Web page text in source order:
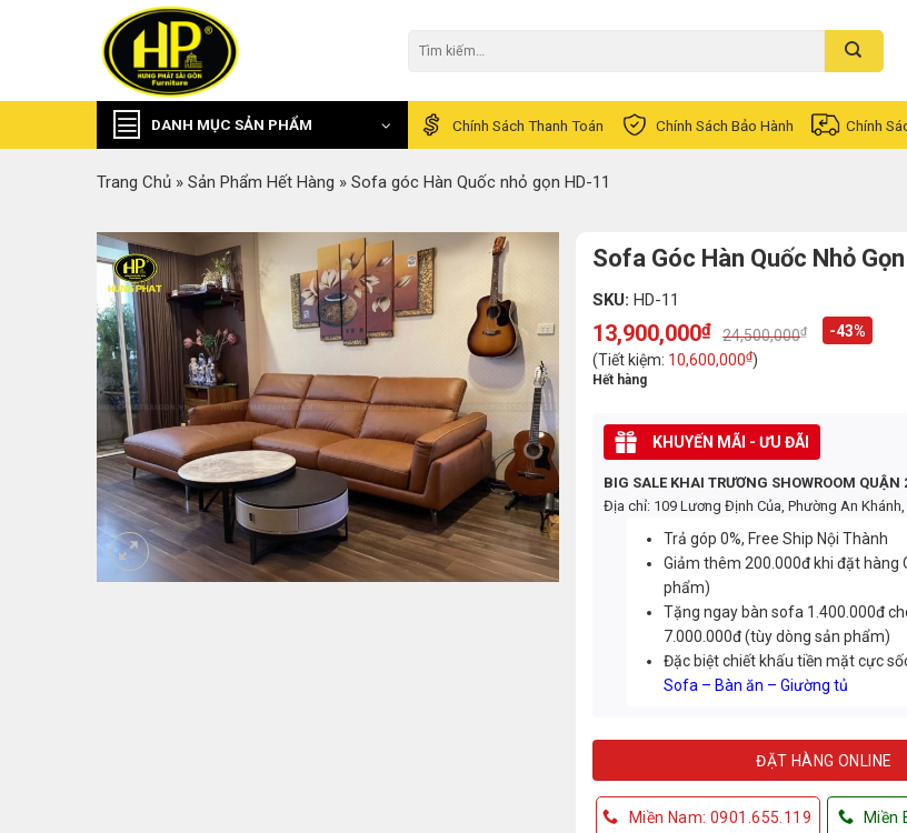
kiếm:
DANH MỤC SẢN PHẨM Chính Sách Thanh Toán Chính Sách Bảo Hành Chính
Trang Chủ » Sản Phẩm Hết Hàng » Sofa góc Hàn Quốc nhỏ gọn HD-11
Sofa Góc Hàn Quốc Nhỏ
SKU:HD-11
24,500,000₫
Original
price
was:
24,500,000₫.
13,900,000₫
Current
price
is:
13,900,000₫.
-43%
(Tiết kiệm: 10,600,000₫)
Hết hàng
KHUYẾN MÃI - ƯU ĐÃI
BIG SALE KHAI TRƯƠNG SHOWROOM
Địa chỉ: 109 Lương Định Của, Phường An Khánh,
Trả góp 0%, Free Ship Nội Thành
Giảm thêm 200.000đ khi đặt hàng
phẩm)
Tặng ngay bàn sofa 1.400.000đ
7.000.000đ (tùy dòng sản phẩm)
Đặc biệt chiết khấu tiền mặt cực
Sofa – Bàn ăn – Giường tủ
ĐẶT HÀNG ONLINE
Miền Nam: 0901.655.119 Miền